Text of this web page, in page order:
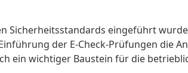
Sicherheitsstandards eingeführt
der E-Check-Prüfungen die
ein wichtiger Baustein für die